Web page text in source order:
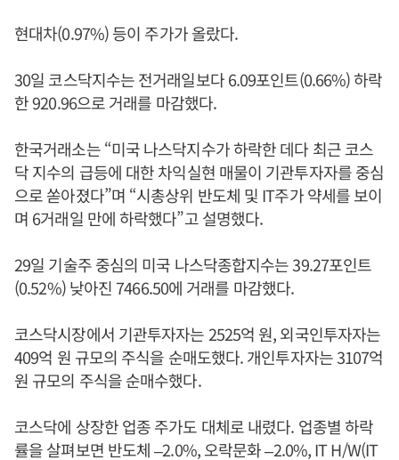
현대차(0.97%) 등이 주가가 올랐다.
30일 코스닥지수는 전거래일보다 6.09포인트(0.66%) 하락
한 920.96으로 거래를 마감했다.
한국거래소는 “미국 나스닥지수가 하락한 데다 최근 코스
닥 지수의 급등에 대한 차익실현 매물이 기관투자자를 중심
으로 쏟아졌다”며 “시총상위 반도체 및 IT주가 약세를 보이
며 6거래일 만에 하락했다”고 설명했다.
29일 기술주 중심의 미국 나스닥종합지수는 39.27포인트
(0.52%) 낮아진 7466.50에 거래를 마감했다.
코스닥시장에서 기관투자자는 2525억 원, 외국인투자자는
409억 원 규모의 주식을 순매도했다. 개인투자자는 3107억
원 규모의 주식을 순매수했다.
코스닥에 상장한 업종 주가도 대체로 내렸다. 업종별 하락
률을 살펴보면 반도체 –2.0%, 오락문화 –2.0%, IT H/W(IT